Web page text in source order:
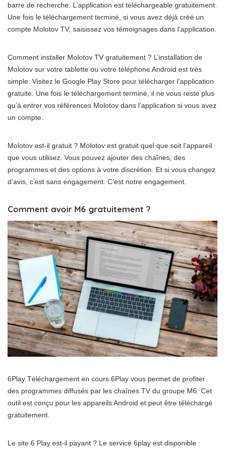
barre de recherche. L’application est téléchargeable gratuitement.
Une fois le téléchargement terminé, si vous avez déjà créé un
compte Molotov TV, saisissez vos témoignages dans l’application.
Comment installer Molotov TV gratuitement ? L’installation de
Molotov sur votre tablette ou votre téléphone Android est très
simple. Visitez le Google Play Store pour télécharger l’application
gratuite. Une fois le téléchargement terminé, il ne vous reste plus
qu’à entrer vos références Molotov dans l’application si vous avez
un compte.
Molotov est-il gratuit ? Molotov est gratuit quel que soit l’appareil
que vous utilisez. Vous pouvez ajouter des chaînes, des
programmes et des options à votre discrétion. Et si vous changez
d’avis, c’est sans engagement. C’est notre engagement.
Comment avoir M6 gratuitement ?
6Play Téléchargement en cours 6Play vous permet de profiter
des programmes diffusés par les chaînes TV du groupe M6. Cet
outil est conçu pour les appareils Android et peut être téléchargé
gratuitement.
Le site 6 Play est-il payant ? Le service 6play est disponible